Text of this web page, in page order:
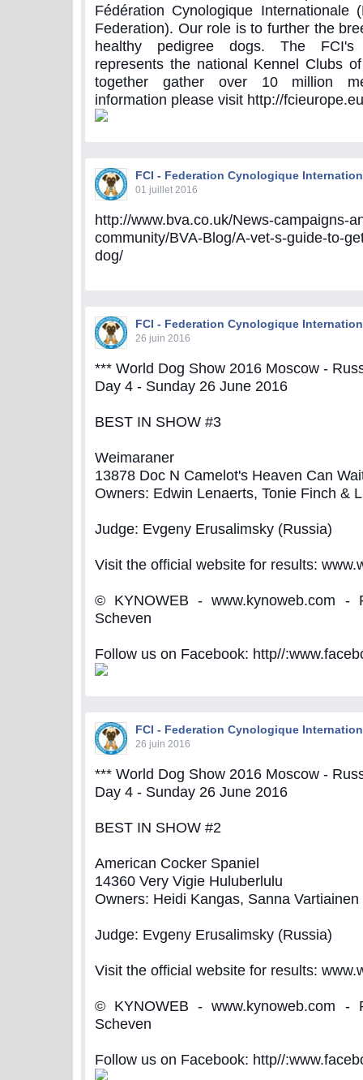
Fédération Cynologique Internationale
Federation). Our role is to further the
healthy pedigree dogs. The FCI's
represents the national Kennel Clubs
together gather over 10 million
information please visit http://
FCI - Federation Cynologique
01 juillet 2016
http://www.bva.co.uk/News-campaigns-
community/BVA-Blog/A-vet-s-guide-to-
dog/
FCI - Federation Cynologique
26 juin 2016
*** World Dog Show 2016 Moscow -
Day 4 - Sunday 26 June 2016
BEST IN SHOW #3
Weimaraner
13878 Doc N Camelot's Heaven Can
Owners: Edwin Lenaerts, Tonie Finch &
Judge: Evgeny Erusalimsky (Russia)
Visit the official website for results:
© KYNOWEB - www.kynoweb.com -
Scheven
Follow us on Facebook: http//
FCI - Federation Cynologique
26 juin 2016
*** World Dog Show 2016 Moscow -
Day 4 - Sunday 26 June 2016
BEST IN SHOW #2
American Cocker Spaniel
14360 Very Vigie Huluberlulu
Owners: Heidi Kangas, Sanna
Judge: Evgeny Erusalimsky (Russia)
Visit the official website for results:
© KYNOWEB - www.kynoweb.com -
Scheven
Follow us on Facebook: http//